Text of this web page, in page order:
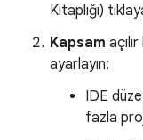
Kitaplığı)
Kapsam
ayarlayın:
IDE
fazla